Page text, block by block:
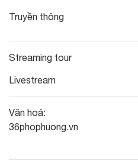
Truyền thông
Streaming tour
Livestream
Văn hoá:
36phophuong.vn